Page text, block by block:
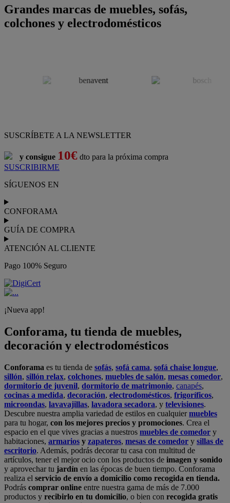
Grandes marcas de muebles, sofás,
colchones y electrodomésticos
SUSCRÍBETE A LA NEWSLETTER
y consigue 10€ dto para la próxima compra
SUSCRIBIRME
SÍGUENOS EN
CONFORAMA
GUÍA DE COMPRA
ATENCIÓN AL CLIENTE
Pago 100% Seguro
¡Nueva app!
Conforama, tu tienda de muebles,
decoración y electrodomésticos
Conforama es tu tienda de sofás, sofá cama, sofá chaise longue,
sillón, sillón relax, colchones, muebles de salón, mesas comedor,
dormitorio de juvenil, dormitorio de matrimonio, canapés,
cocinas a medida, decoración, electrodomésticos, frigoríficos,
microondas, lavavajillas, lavadora secadora, y televisiones.
Descubre nuestra amplia variedad de estilos en cualquiermuebles
para tu hogar, con los mejores precios y promociones. Crea el
espacio en el que vives gracias a nuestros muebles de comedor y
habitaciones, armarios y zapateros, mesas de comedor y sillas de
escritorio. Además, podrás decorar tu casa con multitud de
artículos, tener el mejor ocio con los productos de imagen y sonido
y aprovechar tu jardín en las épocas de buen tiempo. Conforama
realiza el servicio de envío a domicilio como recogida en tienda.
Podrás comprar online entre nuestra gama de más de 7.000
productos y recibirlo en tu domicilio, o bien con recogida gratis